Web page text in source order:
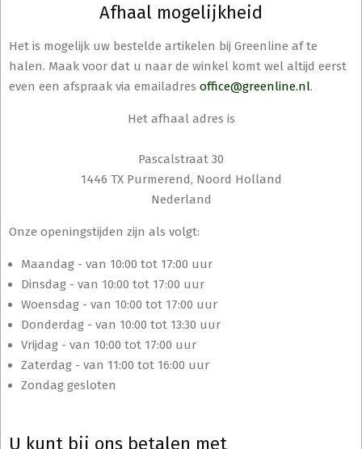
Afhaal mogelijkheid
Het is mogelijk uw bestelde artikelen bij Greenline af te
halen. Maak voor dat u naar de winkel komt wel altijd eerst
even een afspraak via emailadres office@greenline.nl.
Het afhaal adres is
Pascalstraat 30
1446 TX Purmerend, Noord Holland
Nederland
Onze openingstijden zijn als volgt:
Maandag - van 10:00 tot 17:00 uur
Dinsdag - van 10:00 tot 17:00 uur
Woensdag - van 10:00 tot 17:00 uur
Donderdag - van 10:00 tot 13:30 uur
Vrijdag - van 10:00 tot 17:00 uur
Zaterdag - van 11:00 tot 16:00 uur
Zondag gesloten
U kunt bij ons betalen met